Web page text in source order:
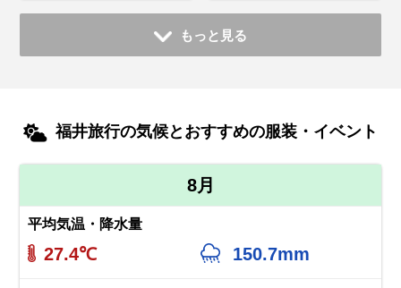
もっと見る
福井旅行の気候とおすすめの服装・イベント
8月
平均気温・降水量
27.4℃ 150.7mm